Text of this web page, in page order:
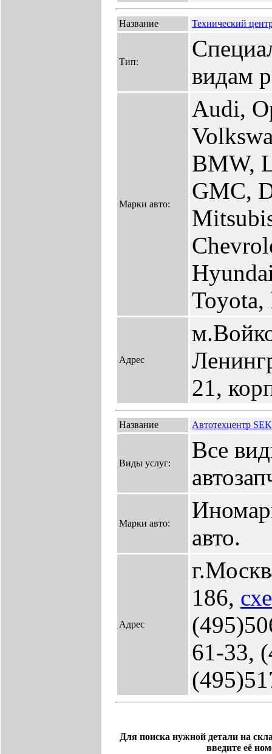
Название Технический
Тип:
видам
Марки авто:
Audi,
BMW,
GMC,
Toyota,
Адрес
21,
Название Автотехцентр
Виды услуг:
Все
Марки авто:
авто.
Адрес
186,
61-33,
Для поиска нужной детали на
введите её